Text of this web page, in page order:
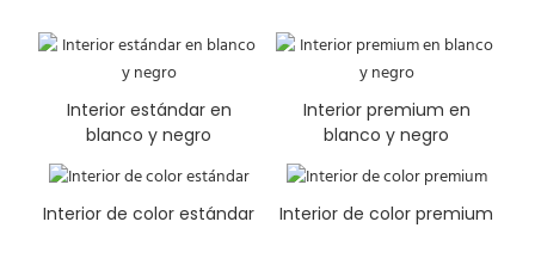
Interior estándar en
blanco y negro
Interior premium en
blanco y negro
Interior de color estándar Interior de color premium